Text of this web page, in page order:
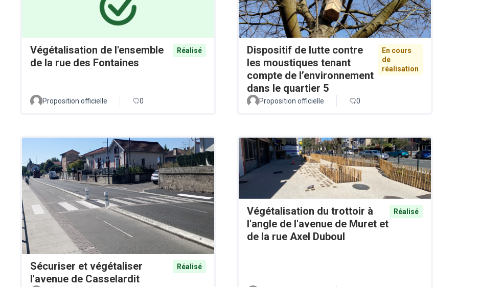
Végétalisation de l'ensemble
de la rue des Fontaines
Réalisé
Proposition officielle 0
Dispositif de lutte contre
les moustiques tenant
compte de l’environnement
dans le quartier 5
En cours
de
réalisation
Proposition officielle 0
Sécuriser et végétaliser
l'avenue de Casselardit
Réalisé
Végétalisation du trottoir à
l'angle de l'avenue de Muret et
de la rue Axel Duboul
Réalisé